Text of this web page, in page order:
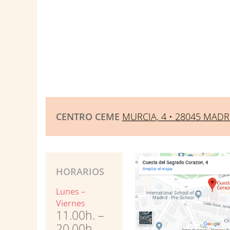
CENTRO CEME MURCIA, 4 • 28045
HORARIOS
Lunes –
Viernes
11.00h. –